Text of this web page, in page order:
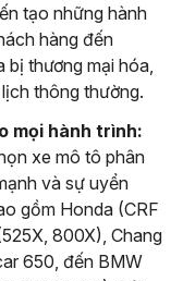
tạo những hành
hàng đến
bị thương mại hóa,
thông thường.
mọi hành trình:
xe mô tô phân
và sự uyển
gồm Honda (CRF
800X), Chang
650, đến BMW